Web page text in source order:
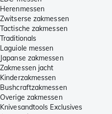
Herenmessen
Zwitserse zakmessen
Tactische zakmessen
Traditionals
Laguiole messen
Japanse zakmessen
Zakmessen jacht
Kinderzakmessen
Bushcraftzakmessen
Overige zakmessen
Knivesandtools Exclusives